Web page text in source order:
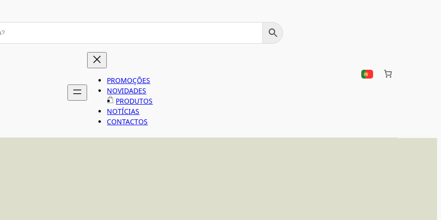
PROMOÇÕES
NOVIDADES
PRODUTOS
NOTÍCIAS
CONTACTOS